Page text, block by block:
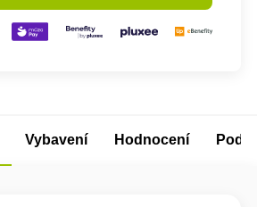
Vybavení Hodnocení